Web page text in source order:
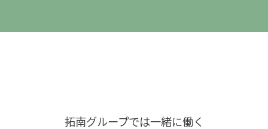
拓南グループでは一緒に働く